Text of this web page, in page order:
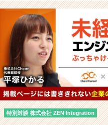
ン
チ
ャ
ー
代
表
に
聞
く！】
特別対談 株式会社 ZEN Integration